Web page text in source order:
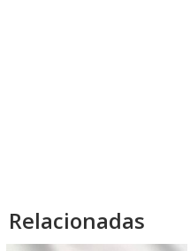
Relacionadas